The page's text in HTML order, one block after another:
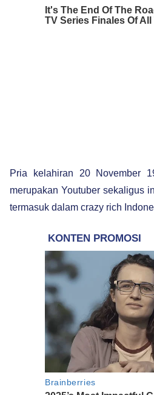
Pria kelahiran 20 November
merupakan Youtuber sekaligus
termasuk dalam crazy rich